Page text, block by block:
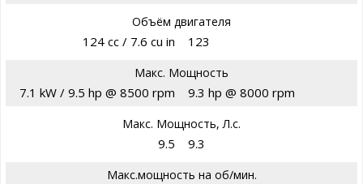
Объём двигателя
124 cc / 7.6 cu in 123
Макс. Мощность
7.1 kW / 9.5 hp @ 8500 rpm 9.3 hp @ 8000 rpm
Макс. Мощность, Л.с.
9.5 9.3
Макс.мощность на об/мин.